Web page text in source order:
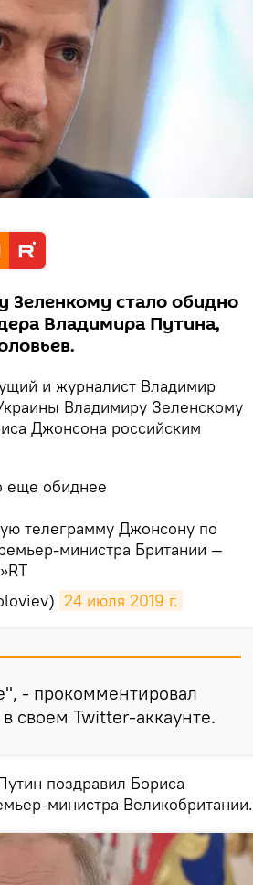
Зеленкому стало обидно
Владимира Путина,
и журналист Владимир
Владимиру Зеленскому
Джонсона российским
еще обиднее
телеграмму Джонсону по
министра Британии —
24 июля 2019 г.
- прокомментировал
своем Twitter-аккаунте.
поздравил Бориса
министра Великобритании.